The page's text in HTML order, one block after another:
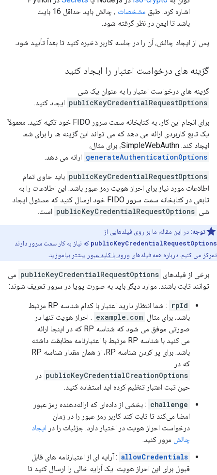
اشاره کرد. طبق مشخصات
، چالش باید حداقل 16 بایت
باشد تا ایمن در نظر گرفته شود.
پس از ایجاد چالش، آن را در جلسه کاربر ذخیره کنید تا بعداً تأیید شود.
گزینه های درخواست اعتبار را ایجاد کنید
گزینه های درخواست اعتبار را به عنوان یک شی
publicKeyCredentialRequestOptions ایجاد کنید.
برای انجام این کار، به کتابخانه سمت سرور FIDO خود تکیه کنید. معمولاً
یک تابع کاربردی ارائه می دهد که می تواند این گزینه ها را برای شما
ایجاد کند. SimpleWebAuthn، برای مثال،
generateAuthenticationOptions ارائه می دهد.
publicKeyCredentialRequestOptions باید حاوی تمام
اطلاعات مورد نیاز برای احراز هویت رمز عبور باشد. این اطلاعات را به
تابعی در کتابخانه سمت سرور FIDO خود ارسال کنید که مسئول ایجاد
شی publicKeyCredentialRequestOptions است.
توجه: در این مقاله، ما بر روی فیلدهایی از
publicKeyCredentialRequestOptions که نیاز به کار سمت سرور دارند
تمرکز می کنیم. درباره همه فیلدهای ورود با کلید عبور بیشتر بیاموزید.
برخی از فیلدهای publicKeyCredentialRequestOptions می
توانند ثابت باشند. موارد دیگر باید به صورت پویا در سرور تعریف شوند:
rpId
: شما انتظار دارید اعتبار با کدام شناسه RP مرتبط
باشد، برای مثال example.com . احراز هویت تنها در
صورتی موفق می شود که شناسه RP که در اینجا ارائه
می کنید با شناسه RP مرتبط با اعتبارنامه مطابقت داشته
باشد. برای پر کردن شناسه RP، از همان مقدار شناسه RP
که در
publicKeyCredentialCreationOptions در
حین ثبت اعتبار تنظیم کرده اید استفاده کنید.
challenge : بخشی از داده‌ای که ارائه‌دهنده رمز عبور
امضا می‌کند تا ثابت کند کاربر رمز عبور را در زمان
درخواست احراز هویت در اختیار دارد. جزئیات را در ایجاد
چالش مرور کنید.
allowCredentials : آرایه ای از اعتبارنامه های قابل
قبول برای این احراز هویت. یک آرایه خالی را ارسال کنید تا